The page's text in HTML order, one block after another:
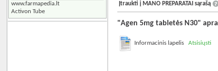
www.farmapedia.lt
Activon Tube
Įtraukti į MANO PREPARATAI sąrašą
"Agen 5mg tabletės N30"
Informacinis lapelisAtsisiųsti